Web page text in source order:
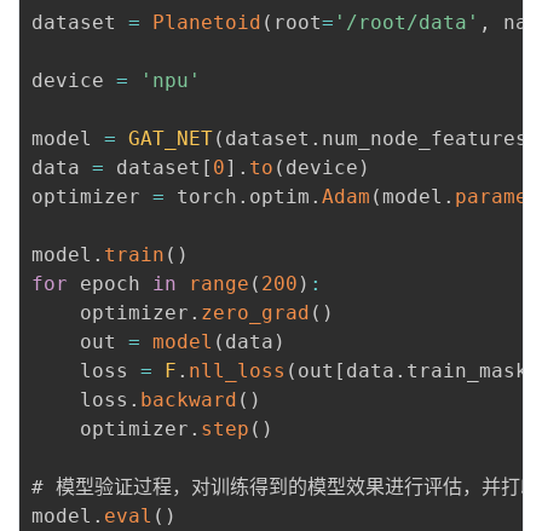
dataset = Planetoid ( root= '/root/data' ,
device = 'npu'
model = GAT_NET( dataset . num_node_features
data = dataset [ 0] . to ( device )
optimizer = torch . optim . Adam ( model .
model . train ( )
for epoch in range ( 200 ) :
    optimizer
. zero_grad ( )
    out
= model ( data )
    loss
= F . nll_loss ( out [ data . train_mask
    loss
. backward ( )
    optimizer
. step ( )
# 模型验证过程，对训练得到的模型效果进行评估，并打
model . eval ( )